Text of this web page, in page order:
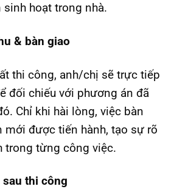
hoạt trong nhà.
& bàn giao
thi công, anh/chị sẽ trực tiếp
đối chiếu với phương án đã
Chỉ khi hài lòng, việc bàn
mới được tiến hành, tạo sự rõ
trong từng công việc.
sau thi công